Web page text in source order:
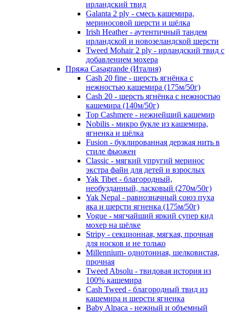
ирландский твид
Galanta 2 ply - смесь кашемира,
мериносовой шерсти и шёлка
Irish Heather - аутентичный тандем
ирландской и новозеландской шерсти
Tweed Mohair 2 ply - ирландский твид с
добавлением мохера
Пряжа Casagrande (Италия)
Cash 20 fine - шерсть ягнёнка с
нежностью кашемира (175м/50г)
Cash 20 - шерсть ягнёнка с нежностью
кашемира (140м/50г)
Top Cashmere - нежнейший кашемир
Nobilis - микро букле из кашемира,
ягненка и шёлка
Fusion - буклированная дерзкая нить в
стиле фьюжен
Classic - мягкий упругий меринос
экстра файн для детей и взрослых
Yak Tibet - благородный,
необузданный, ласковый (270м/50г)
Yak Nepal - равнозначный союз пуха
яка и шерсти ягненка (175м/50г)
Vogue - мягчайший яркий супер кид
мохер на шёлке
Stripy - секционная, мягкая, прочная
для носков и не только
Millennium- однотонная, шелковистая,
прочная
Tweed Absolu - твидовая история из
100% кашемира
Cash Tweed - благородный твид из
кашемира и шерсти ягненка
Baby Alpaca - нежный и объемный